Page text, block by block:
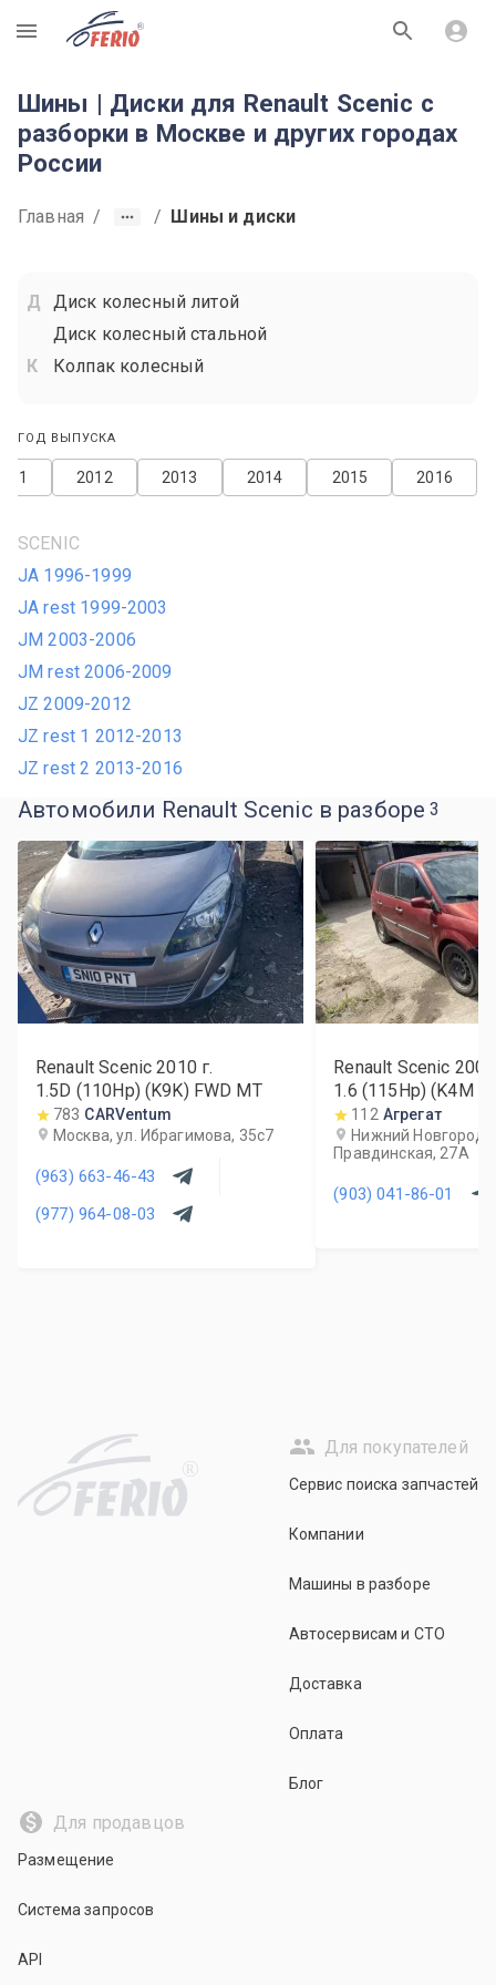
R
Шины | Диски для Renault Scenic с
разборки в Москве и других городах
России
Главная / / Шины и диски
Диск колесный литой
Диск колесный стальной
Колпак колесный
ГОД ВЫПУСКА
2016
2015
2014
2013
2012
SCENIC
JA 1996-1999
JA rest 1999-2003
JM 2003-2006
JM rest 2006-2009
JZ 2009-2012
JZ rest 1 2012-2013
JZ rest 2 2013-2016
Автомобили Renault Scenic в разборе 3
Renault Scenic 2010г.
1.5D (110Hp) (K9K) FWD MT
783 CARVentum
Москва, ул. Ибрагимова, 35с7
(963) 663-46-43
(977) 964-08-03
Renault Scenic 2007
1.6 (115Hp) (K4M
112 Агрегат
Нижний Новгород,
Правдинская, 27А
(903) 041-86-01
R
Для покупателей
Сервис поиска запчастей
Компании
Машины в разборе
Автосервисам и СТО
Доставка
Оплата
Блог
Для продавцов
Размещение
Система запросов
API